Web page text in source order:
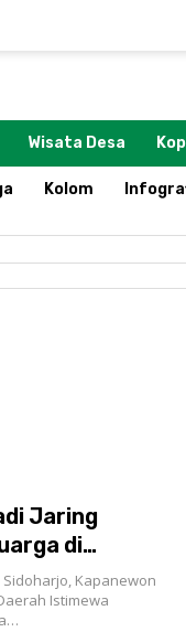
Wisata Desa
Kolom
Jaring
di
Sidoharjo, Kapanewon
Istimewa